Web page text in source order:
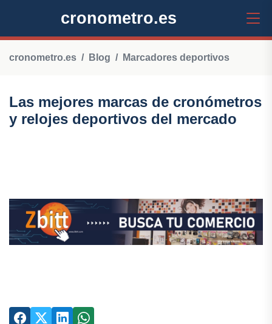
cronometro.es
cronometro.es Blog Marcadores deportivos
Las mejores marcas de cronómetros
y relojes deportivos del mercado